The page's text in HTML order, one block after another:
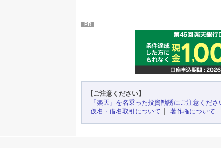
PR
【ご注意ください】
「楽天」を名乗った投資勧誘にご注意くださ
仮名・借名取引について
著作権について